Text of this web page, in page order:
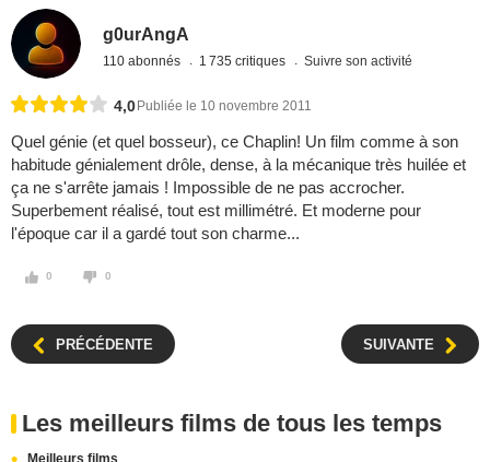
g0urAngA
110 abonnés 1 735 critiques Suivre son activité
4,0 Publiée le 10 novembre 2011
Quel génie (et quel bosseur), ce Chaplin! Un film comme à son
habitude génialement drôle, dense, à la mécanique très huilée et
ça ne s'arrête jamais ! Impossible de ne pas accrocher.
Superbement réalisé, tout est millimétré. Et moderne pour
l'époque car il a gardé tout son charme...
0 0
PRÉCÉDENTE SUIVANTE
Les meilleurs films de tous les temps